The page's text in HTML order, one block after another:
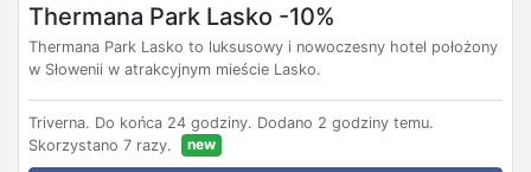
Thermana Park Lasko -10%
Thermana Park Lasko to luksusowy i nowoczesny hotel położony
w Słowenii w atrakcyjnym mieście Lasko.
Triverna. Do końca 24 godziny. Dodano 2 godziny temu.
Skorzystano 7 razy.
new